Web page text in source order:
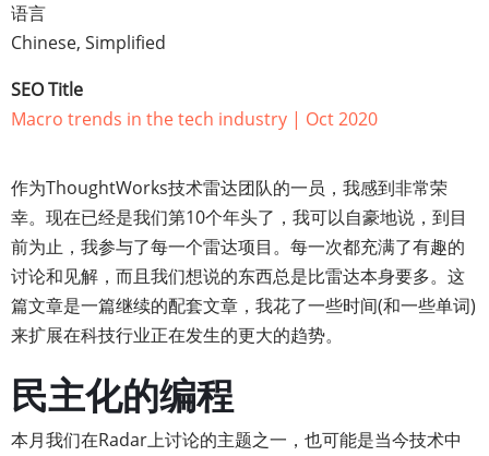
语言
Chinese, Simplified
SEO Title
Macro trends in the tech industry | Oct 2020
作为ThoughtWorks技术雷达团队的一员，我感到非常荣
幸。现在已经是我们第10个年头了，我可以自豪地说，到目
前为止，我参与了每一个雷达项目。每一次都充满了有趣的
讨论和见解，而且我们想说的东西总是比雷达本身要多。这
篇文章是一篇继续的配套文章，我花了一些时间(和一些单词)
来扩展在科技行业正在发生的更大的趋势。
民主化的编程
本月我们在Radar上讨论的主题之一，也可能是当今技术中